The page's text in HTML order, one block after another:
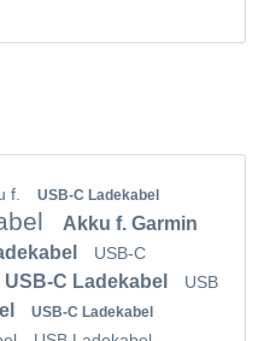
f.
USB-C Ladekabel
Akku f. Garmin
USB-C
USB-C Ladekabel
USB
USB-C Ladekabel